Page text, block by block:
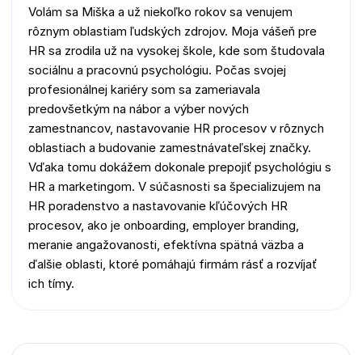
Volám sa Miška a už niekoľko rokov sa venujem
rôznym oblastiam ľudských zdrojov. Moja vášeň pre
HR sa zrodila už na vysokej škole, kde som študovala
sociálnu a pracovnú psychológiu. Počas svojej
profesionálnej kariéry som sa zameriavala
predovšetkým na nábor a výber nových
zamestnancov, nastavovanie HR procesov v rôznych
oblastiach a budovanie zamestnávateľskej značky.
Vďaka tomu dokážem dokonale prepojiť psychológiu s
HR a marketingom. V súčasnosti sa špecializujem na
HR poradenstvo a nastavovanie kľúčových HR
procesov, ako je onboarding, employer branding,
meranie angažovanosti, efektívna spätná väzba a
ďalšie oblasti, ktoré pomáhajú firmám rásť a rozvíjať
ich tímy.